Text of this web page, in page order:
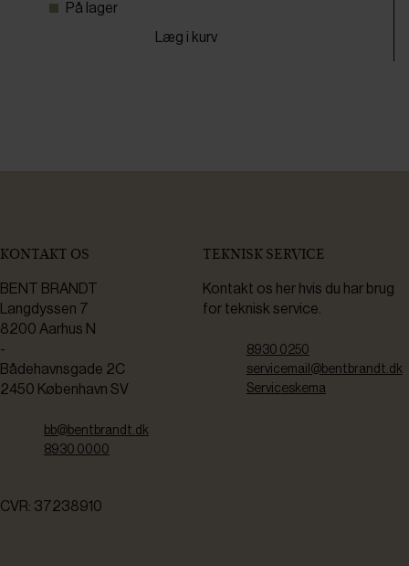
På lager
Læg i kurv
KONTAKT OS
BENT BRANDT
Langdyssen 7
8200 Aarhus N
-
Bådehavnsgade 2C
2450 København SV
bb@bentbrandt.dk
8930 0000
CVR: 37238910
TEKNISK SERVICE
Kontakt os her hvis du har brug
for teknisk service.
8930 0250
servicemail@bentbrandt.dk
Serviceskema